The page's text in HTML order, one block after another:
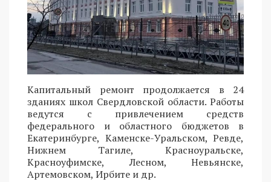
Капитальный ремонт продолжается в 24
зданиях школ Свердловской области. Работы
ведутся с привлечением средств
федерального и областного бюджетов в
Екатеринбурге, Каменске-Уральском, Ревде,
Нижнем Тагиле, Красноуральске,
Красноуфимске, Лесном, Невьянске,
Артемовском, Ирбите и др.